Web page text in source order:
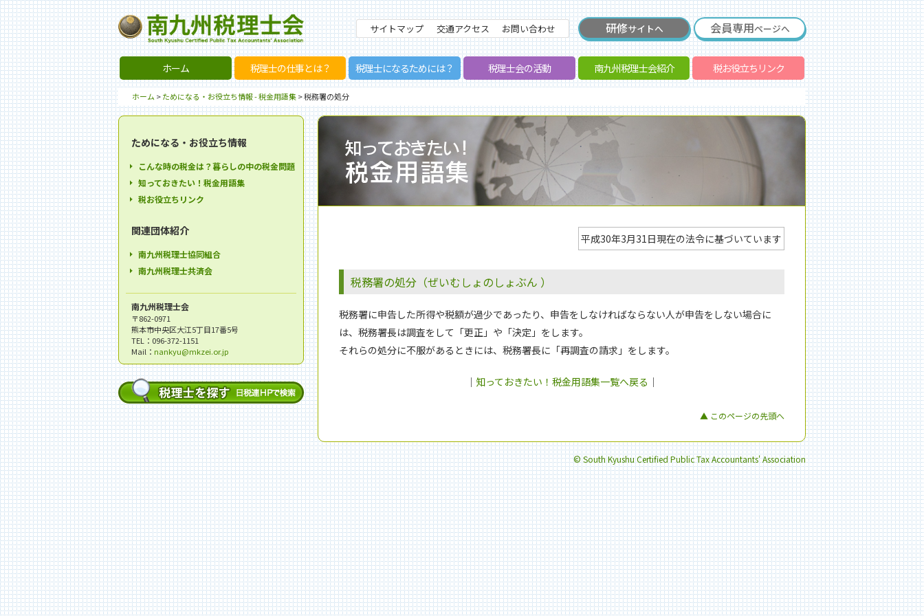
サイトマップ 交通アクセス お問い合わせ 研修サイトへ 会員専用ページへ
ホーム 税理士の仕事とは？ 税理士になるためには？ 税理士会の活動 南九州税理士会紹介 税お役立ちリンク
ホーム >ためになる・お役立ち情報 - 税金用語集> 税務署の処分
平成30年3月31日現在の法令に基づいています
税務署の処分（ぜいむしょのしょぶん ）
税務署に申告した所得や税額が過少であったり、申告をしなければならない人が申告をしない場合に
は、税務署長は調査をして「更正」や「決定」をします。
それらの処分に不服があるときには、税務署長に「再調査の請求」をします。
｜ 知っておきたい！税金用語集一覧へ戻る ｜
▲ このページの先頭へ
ためになる・お役立ち情報
こんな時の税金は？暮らしの中の税金問題
知っておきたい！税金用語集
税お役立ちリンク
関連団体紹介
南九州税理士協同組合
南九州税理士共済会
南九州税理士会
〒862-0971
熊本市中央区大江5丁目17番5号
TEL：096-372-1151
Mail： nankyu@mkzei.or.jp
© South Kyushu Certified Public Tax Accountants' Association